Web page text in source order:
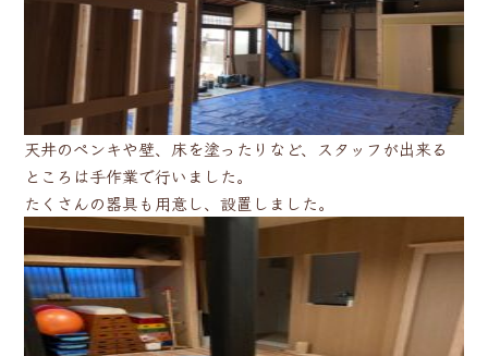
天井のペンキや壁、床を塗ったりなど、スタッフが出来る
ところは手作業で行いました。
たくさんの器具も用意し、設置しました。